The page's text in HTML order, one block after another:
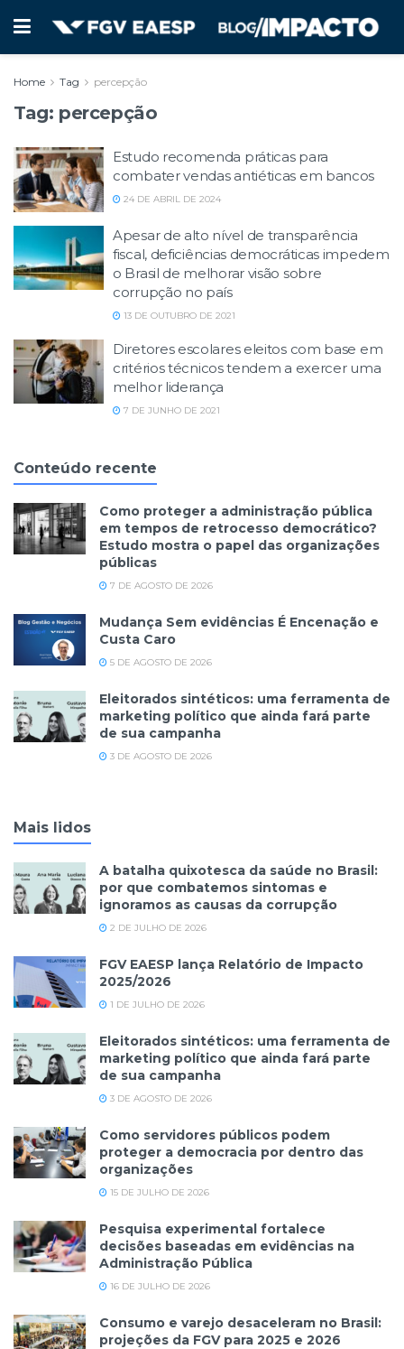
Home Tag percepção
Tag: percepção
Estudo recomenda práticas para
combater vendas antiéticas em bancos
24 DE ABRIL DE 2024
Apesar de alto nível de transparência
fiscal, deficiências democráticas impedem
o Brasil de melhorar visão sobre
corrupção no país
13 DE OUTUBRO DE 2021
Diretores escolares eleitos com base em
critérios técnicos tendem a exercer uma
melhor liderança
7 DE JUNHO DE 2021
Conteúdo recente
Como proteger a administração pública
em tempos de retrocesso democrático?
Estudo mostra o papel das organizações
públicas
7 DE AGOSTO DE 2026
Mudança Sem evidências É Encenação e
Custa Caro
5 DE AGOSTO DE 2026
Eleitorados sintéticos: uma ferramenta de
marketing político que ainda fará parte
de sua campanha
3 DE AGOSTO DE 2026
Mais lidos
A batalha quixotesca da saúde no Brasil:
por que combatemos sintomas e
ignoramos as causas da corrupção
2 DE JULHO DE 2026
FGV EAESP lança Relatório de Impacto
2025/2026
1 DE JULHO DE 2026
Eleitorados sintéticos: uma ferramenta de
marketing político que ainda fará parte
de sua campanha
3 DE AGOSTO DE 2026
Como servidores públicos podem
proteger a democracia por dentro das
organizações
15 DE JULHO DE 2026
Pesquisa experimental fortalece
decisões baseadas em evidências na
Administração Pública
16 DE JULHO DE 2026
Consumo e varejo desaceleram no Brasil:
projeções da FGV para 2025 e 2026